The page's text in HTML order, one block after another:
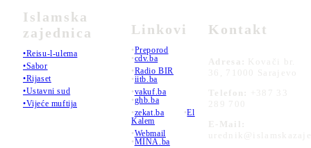
Islamska
zajednica
•Reisu-l-ulema
•Sabor
•Rijaset
•Ustavni sud
•Vijeće muftija
Linkovi
•Preporod
•cdv.ba
•Radio BIR
•iitb.ba
•vakuf.ba
•ghb.ba
•zekat.ba •El
Kalem
•Webmail
•MINA.ba
Kontakt
Adresa:
Kovači br.
36, 71000 Sarajevo
Telefon:
+387 33
289 700
E-Mail: